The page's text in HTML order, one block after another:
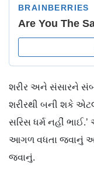
શરીર અને સંસારને
શરીરથી બની શકે
સરિસ ધર્મ નહીં
આગળ વધતા જવાનું અને
જવાનું.